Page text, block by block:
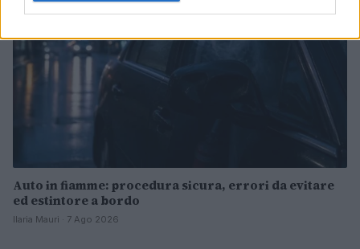
Auto in fiamme: procedura sicura, errori da evitare
ed estintore a bordo
Ilaria Mauri · 7 Ago 2026